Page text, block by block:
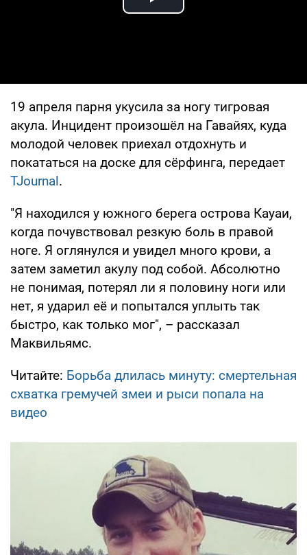
Play Video
19 апреля парня укусила за ногу тигровая
акула. Инцидент произошёл на Гавайях, куда
молодой человек приехал отдохнуть и
покататься на доске для сёрфинга, передает
TJournal.
"Я находился у южного берега острова Кауаи,
когда почувствовал резкую боль в правой
ноге. Я оглянулся и увидел много крови, а
затем заметил акулу под собой. Абсолютно
не понимая, потерял ли я половину ноги или
нет, я ударил её и попытался уплыть так
быстро, как только мог", – рассказал
Маквильямс.
Читайте: Борьба длилась минуту: смертельная
схватка гремучей змеи и рыси попала на
видео